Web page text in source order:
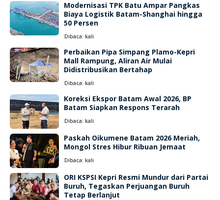
Modernisasi TPK Batu Ampar Pangkas
Biaya Logistik Batam-Shanghai hingga
50 Persen
Dibaca: kali
Perbaikan Pipa Simpang Plamo-Kepri
Mall Rampung, Aliran Air Mulai
Didistribusikan Bertahap
Dibaca: kali
Koreksi Ekspor Batam Awal 2026, BP
Batam Siapkan Respons Terarah
Dibaca: kali
Paskah Oikumene Batam 2026 Meriah,
Mongol Stres Hibur Ribuan Jemaat
Dibaca: kali
ORI KSPSI Kepri Resmi Mundur dari Partai
Buruh, Tegaskan Perjuangan Buruh
Tetap Berlanjut